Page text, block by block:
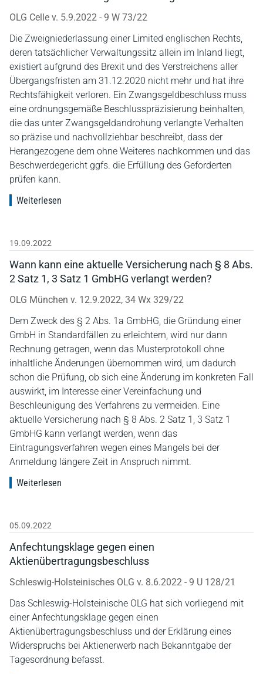
OLG Celle v. 5.9.2022 - 9 W 73/22
Die Zweigniederlassung einer Limited englischen Rechts,
deren tatsächlicher Verwaltungssitz allein im Inland liegt,
existiert aufgrund des Brexit und des Verstreichens aller
Übergangsfristen am 31.12.2020 nicht mehr und hat ihre
Rechtsfähigkeit verloren. Ein Zwangsgeldbeschluss muss
eine ordnungsgemäße Beschlusspräzisierung beinhalten,
die das unter Zwangsgeldandrohung verlangte Verhalten
so präzise und nachvollziehbar beschreibt, dass der
Herangezogene dem ohne Weiteres nachkommen und das
Beschwerdegericht ggfs. die Erfüllung des Geforderten
prüfen kann.
Weiterlesen
19.09.2022
Wann kann eine aktuelle Versicherung nach § 8 Abs.
2 Satz 1, 3 Satz 1 GmbHG verlangt werden?
OLG München v. 12.9.2022, 34 Wx 329/22
Dem Zweck des § 2 Abs. 1a GmbHG, die Gründung einer
GmbH in Standardfällen zu erleichtern, wird nur dann
Rechnung getragen, wenn das Musterprotokoll ohne
inhaltliche Änderungen übernommen wird, um dadurch
schon die Prüfung, ob sich eine Änderung im konkreten Fall
auswirkt, im Interesse einer Vereinfachung und
Beschleunigung des Verfahrens zu vermeiden. Eine
aktuelle Versicherung nach § 8 Abs. 2 Satz 1, 3 Satz 1
GmbHG kann verlangt werden, wenn das
Eintragungsverfahren wegen eines Mangels bei der
Anmeldung längere Zeit in Anspruch nimmt.
Weiterlesen
05.09.2022
Anfechtungsklage gegen einen
Aktienübertragungsbeschluss
Schleswig-Holsteinisches OLG v. 8.6.2022 - 9 U 128/21
Das Schleswig-Holsteinische OLG hat sich vorliegend mit
einer Anfechtungsklage gegen einen
Aktienübertragungsbeschluss und der Erklärung eines
Widerspruchs bei Aktienerwerb nach Bekanntgabe der
Tagesordnung befasst.